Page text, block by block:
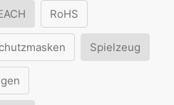
RoHS
Spielzeug